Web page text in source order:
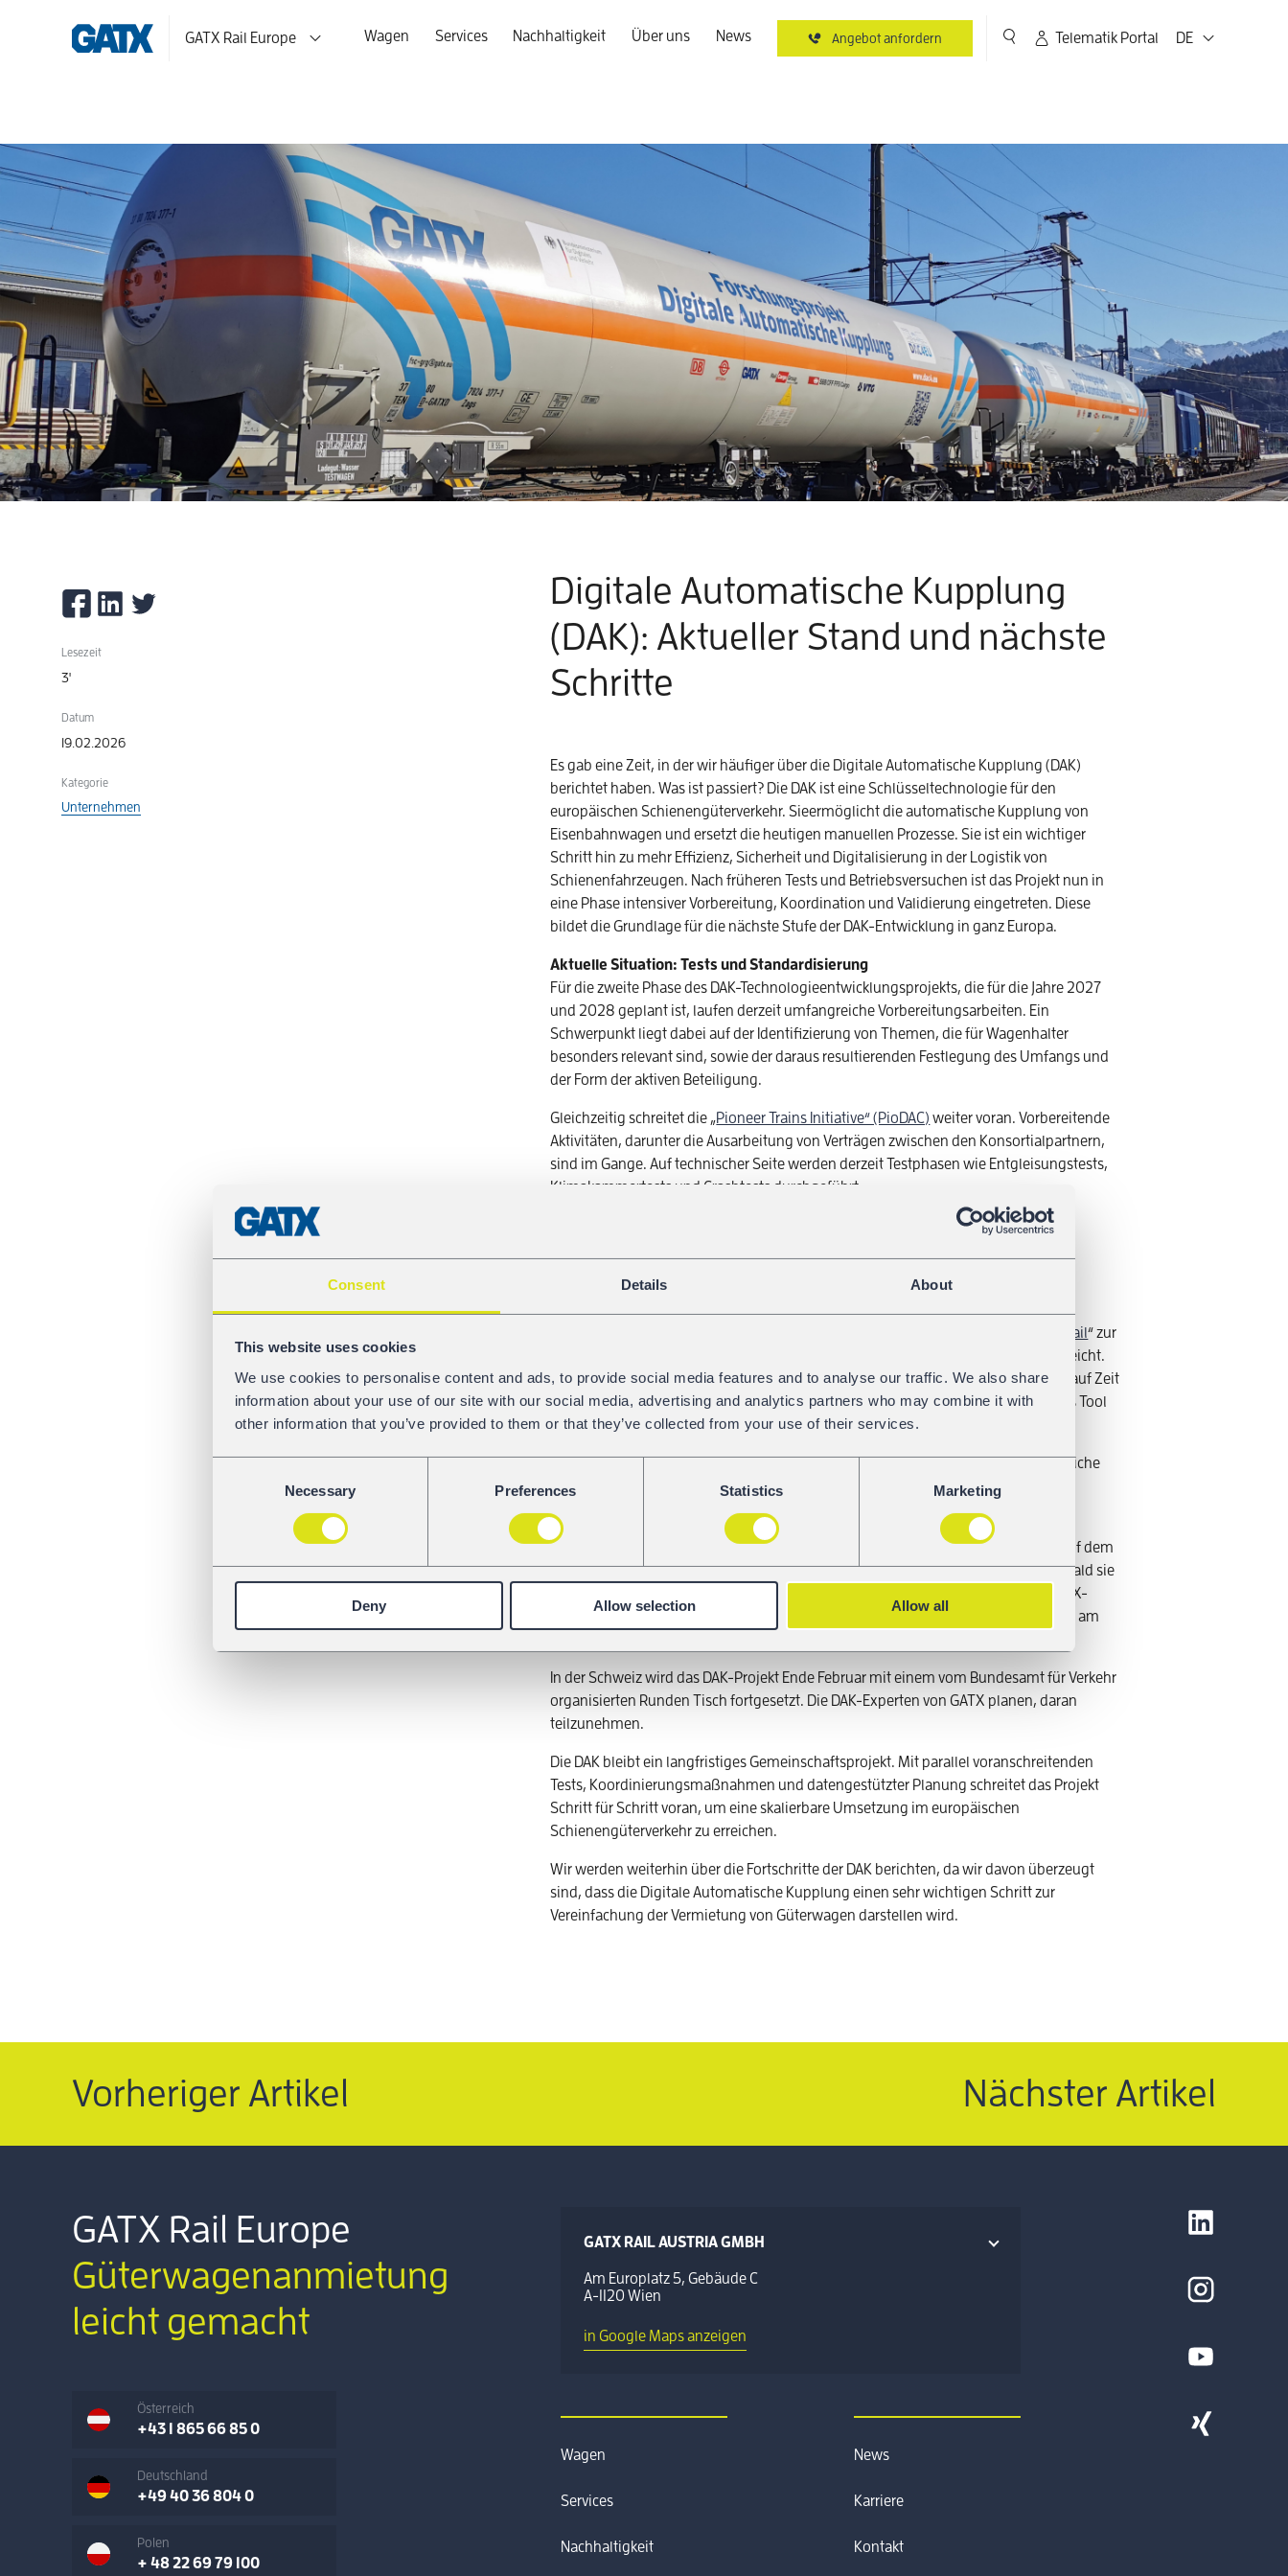
Consent Details About
This website uses cookies
We use cookies to personalise content and ads, to provide social media features and to analyse our traffic. We also share
information about your use of our site with our social media, advertising and analytics partners who may combine it with
other information that you’ve provided to them or that they’ve collected from your use of their services.
Necessary Preferences Statistics Marketing
Deny Allow selection Allow all
GATX Rail Europe Wagen Services Nachhaltigkeit Über uns News Angebot anfordern Telematik Portal DE
Lesezeit
3'
Datum
19.02.2026
Kategorie
Unternehmen
Digitale Automatische Kupplung
(DAK): Aktueller Stand und nächste
Schritte
Es gab eine Zeit, in der wir häufiger über die Digitale Automatische Kupplung (DAK)
berichtet haben. Was ist passiert? Die DAK ist eine Schlüsseltechnologie für den
europäischen Schienengüterverkehr. Sieermöglicht die automatische Kupplung von
Eisenbahnwagen und ersetzt die heutigen manuellen Prozesse. Sie ist ein wichtiger
Schritt hin zu mehr Effizienz, Sicherheit und Digitalisierung in der Logistik von
Schienenfahrzeugen. Nach früheren Tests und Betriebsversuchen ist das Projekt nun in
eine Phase intensiver Vorbereitung, Koordination und Validierung eingetreten. Diese
bildet die Grundlage für die nächste Stufe der DAK-Entwicklung in ganz Europa.
Aktuelle Situation: Tests und Standardisierung
Für die zweite Phase des DAK-Technologieentwicklungsprojekts, die für die Jahre 2027
und 2028 geplant ist, laufen derzeit umfangreiche Vorbereitungsarbeiten. Ein
Schwerpunkt liegt dabei auf der Identifizierung von Themen, die für Wagenhalter
besonders relevant sind, sowie der daraus resultierenden Festlegung des Umfangs und
der Form der aktiven Beteiligung.
Gleichzeitig schreitet die „Pioneer Trains Initiative“ (PioDAC) weiter voran. Vorbereitende
Aktivitäten, darunter die Ausarbeitung von Verträgen zwischen den Konsortialpartnern,
sind im Gange. Auf technischer Seite werden derzeit Testphasen wie Entgleisungstests,
Klimakammertests und Crashtests durchgeführt.
Parallel dazu wird weiterhin an Themen wie Interoperabilität, Zulassung und
Nächste Schritte: Start und Finanzierung von DAC-rail
DAC-rail“ zur
Erfassung und Analyse DAK-bezogener Daten wurde ein wichtiger Meilenstein erreicht.
Die Plattform unterstützt die Ermittlung von Nachrüstungsmaßnahmen in Bezug auf Zeit
und Kosten. Künftig liegt der Schwerpunkt darauf, Wagenhalter zu motivieren, das Tool
aktiv zu nutzen und relevante Daten beizusteuern.
Die übergreifende Projektkoordination wird voraussichtlich fortgesetzt. Eine mögliche
Struktur wurde im Dezember diskutiert und soll im ersten Quartal 2026 weiter
ausgearbeitet werden.
Darüber hinaus wurden die deutschen Förderrichtlinien für weitere Pionierzüge auf dem
VPI-Symposium im Januar dieses Jahres vorgestellt. Diese Richtlinien werden, sobald sie
vom deutschen Verkehrsministerium offiziell veröffentlicht sind, von unseren GATX-
Teams analysiert, um zu entscheiden, ob und in welchem Umfang eine Teilnahme am
In der Schweiz wird das DAK-Projekt Ende Februar mit einem vom Bundesamt für Verkehr
organisierten Runden Tisch fortgesetzt. Die DAK-Experten von GATX planen, daran
teilzunehmen.
Die DAK bleibt ein langfristiges Gemeinschaftsprojekt. Mit parallel voranschreitenden
Tests, Koordinierungsmaßnahmen und datengestützter Planung schreitet das Projekt
Schritt für Schritt voran, um eine skalierbare Umsetzung im europäischen
Schienengüterverkehr zu erreichen.
Wir werden weiterhin über die Fortschritte der DAK berichten, da wir davon überzeugt
sind, dass die Digitale Automatische Kupplung einen sehr wichtigen Schritt zur
Vereinfachung der Vermietung von Güterwagen darstellen wird.
Vorheriger Artikel Nächster Artikel
GATX Rail Europe
Güterwagenanmietung
leicht gemacht
Österreich
+43 1 865 66 85 0
Deutschland
+49 40 36 804 0
Polen
+ 48 22 69 79 100
GATX RAIL AUSTRIA GMBH
Am Europlatz 5, Gebäude C
A-1120 Wien
in Google Maps anzeigen
Wagen
Services
Nachhaltigkeit
News
Karriere
Kontakt